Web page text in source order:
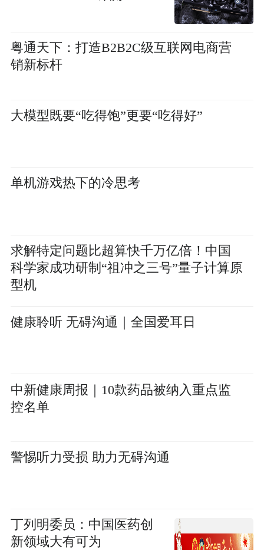
粤通天下：打造B2B2C级互联网电商营
销新标杆
大模型既要“吃得饱”更要“吃得好”
单机游戏热下的冷思考
求解特定问题比超算快千万亿倍！中国
科学家成功研制“祖冲之三号”量子计算原
型机
健康聆听 无碍沟通｜全国爱耳日
中新健康周报｜10款药品被纳入重点监
控名单
警惕听力受损 助力无碍沟通
丁列明委员：中国医药创
新领域大有可为